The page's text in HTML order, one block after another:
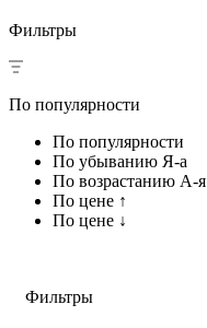
Фильтры
По популярности
По популярности
По убыванию Я-а
По возрастанию А-я
По цене ↑
По цене ↓
Фильтры